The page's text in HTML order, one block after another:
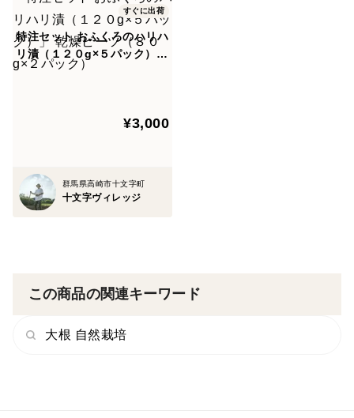
すぐに出荷
特注セット おふくろのハリハ
リ漬（１２０g×５パック）」
乾燥ビーツ（８０g×２パッ
¥3,000
群馬県高崎市十文字町
十文字ヴィレッジ
この商品の関連キーワード
大根 自然栽培